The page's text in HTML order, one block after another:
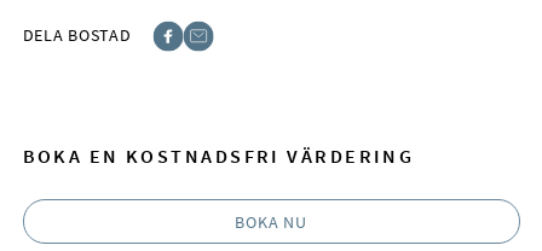
DELA BOSTAD
BOKA EN KOSTNADSFRI VÄRDERING
BOKA NU